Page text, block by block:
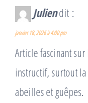
Juliendit :
janvier 18, 2026 à 4:00 pm
Article fascinant
instructif, surtout
abeilles et guêpes.